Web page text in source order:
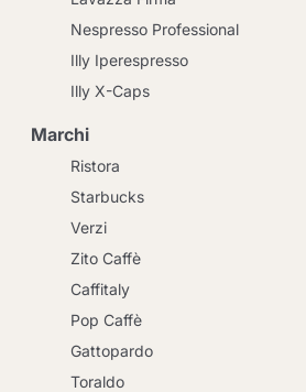
Nespresso Professional
Illy Iperespresso
Illy X-Caps
Marchi
Ristora
Starbucks
Verzi
Zito Caffè
Caffitaly
Pop Caffè
Gattopardo
Toraldo